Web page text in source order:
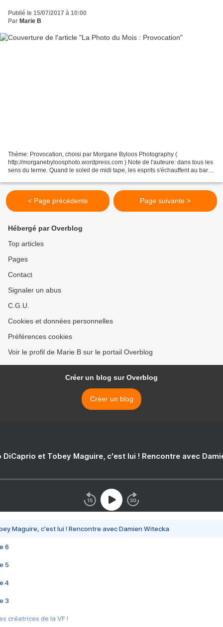
Publié le 15/07/2017 à 10:00
Par Marie B
Thème: Provocation, choisi par Morgane Byloos Photography (
http://morganebyloosphoto.wordpress.com ) Note de l'auteure: dans tous les
sens du terme. Quand le soleil de midi tape, les esprits s'échauffent au bar!
< Page précédente Page suivante >
Hébergé par Overblog
Top articles
Pages
Contact
Signaler un abus
C.G.U.
Cookies et données personnelles
Préférences cookies
Voir le profil de Marie B sur le portail Overblog
Créer un blog sur Overblog
Créer un blog
DiCaprio et Tobey Maguire, c'est lui ! Rencontre avec
Maguire, c'est lui ! Rencontre avec Damien Witecka
6
5
4
3
créatrices de la VF !